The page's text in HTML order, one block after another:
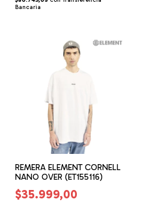
Bancaria
REMERA ELEMENT CORNELL
NANO OVER (ET155116)
$35.999,00